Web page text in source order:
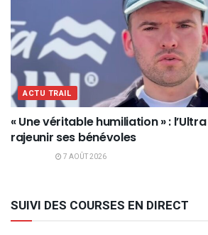
ACTU TRAIL
« Une véritable humiliation » :
rajeunir ses bénévoles
7 AOÛT 2026
SUIVI DES COURSES EN DIRECT